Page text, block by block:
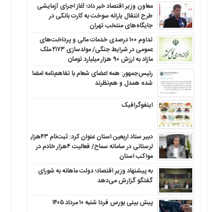
معاون وزیر اقتصاد خبر داد؛ آغاز اجرای آزمایشی
طرح انتقال یارانه سوخت به کارت بانکی در
جایگاه‌های منتخب تهران
تداوم ۱۰۰ درصدی خدمات مالی و پرداخت‌های
عمومی در شرایط جنگی/ مولدسازی ۲۱۷۳ ملک
مازاد به ارزش ۹۰ هزار میلیارد تومان
رئیس‌جمهور: همه اعضای شعام با تفاهم‌نامه امضا
شده همدل و هم‌نظرند
اینفوگرافیک
دبیر ستاد اربعین استان عنوان کرد: ثبت‌نام ۴۳هزار
لرستانی در سامانه سماح/ فعالیت ۴هزار خادم در
مواکب استان
به پیشنهاد وزیر اقتصاد؛ دولت ماهانه به شورای
گفتگو گزارش می‌دهد
پیش بینی بورس فردا شنبه ۱۰ مرداد ۱۴۰۵